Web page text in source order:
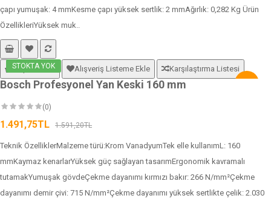
çapı yumuşak: 4 mmKesme çapı yüksek sertlik: 2 mmAğırlık: 0,282 Kg Ürün
ÖzellikleriYüksek muk..
STOKTA YOK
Sepete Ekle Alışveriş Listeme Ekle Karşılaştırma Listesi
Bosch Profesyonel Yan Keski 160 mm
(0)
1.491,75TL 1.591,20TL
Teknik ÖzelliklerMalzeme türü:Krom VanadyumTek elle kullanımL: 160
mmKaymaz kenarlarYüksek güç sağlayan tasarımErgonomik kavramalı
tutamakYumuşak gövdeÇekme dayanımı kırmızı bakır: 266 N/mm²Çekme
dayanımı demir çivi: 715 N/mm²Çekme dayanımı yüksek sertlikte çelik: 2.030